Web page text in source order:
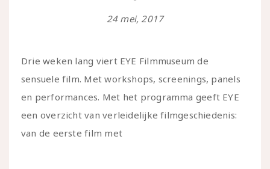
24 mei, 2017
Drie weken lang viert EYE Filmmuseum de
sensuele film. Met workshops, screenings, panels
en performances. Met het programma geeft EYE
een overzicht van verleidelijke filmgeschiedenis:
van de eerste film met